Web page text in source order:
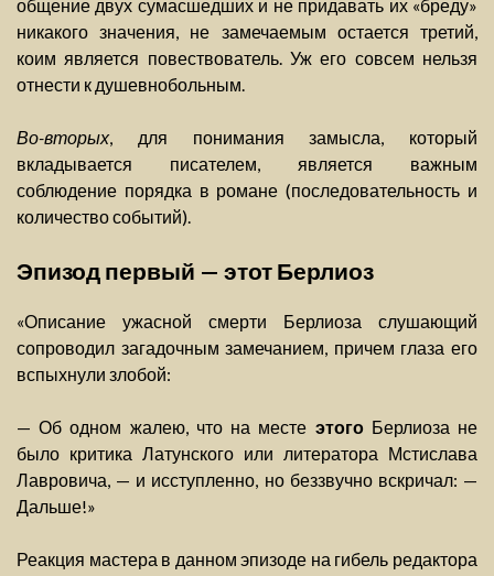
общение двух сумасшедших и не придавать их «бреду»
никакого значения, не замечаемым остается третий,
коим является повествователь. Уж его совсем нельзя
отнести к душевнобольным.
Во-вторых, для понимания замысла, который
вкладывается писателем, является важным
соблюдение порядка в романе (последовательность и
количество событий).
Эпизод первый — этот Берлиоз
«Описание ужасной смерти Берлиоза слушающий
сопроводил загадочным замечанием, причем глаза его
вспыхнули злобой:
— Об одном жалею, что на месте этогоБерлиоза не
было критика Латунского или литератора Мстислава
Лавровича, — и исступленно, но беззвучно вскричал: —
Дальше!»
Реакция мастера в данном эпизоде на гибель редактора